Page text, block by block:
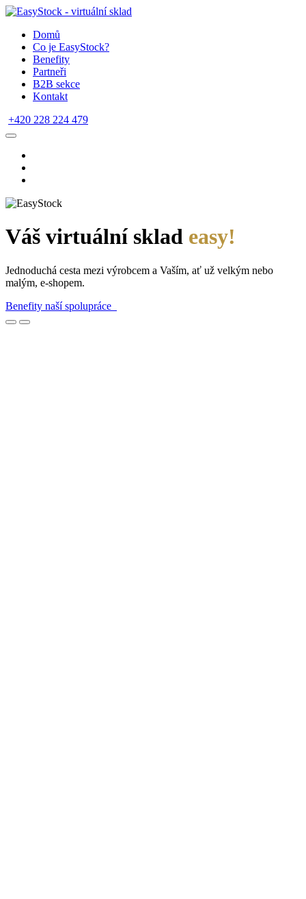
Domů
Co je EasyStock?
Benefity
Partneři
B2B sekce
Kontakt
+420 228 224 479
Váš virtuální sklad easy!
Jednoduchá cesta mezi výrobcem a Vaším, ať už velkým nebo
malým, e-shopem.
Benefity naší spolupráce